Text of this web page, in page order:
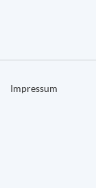
Impressum